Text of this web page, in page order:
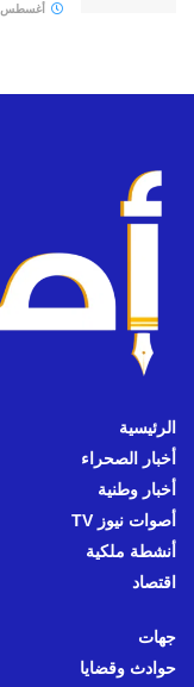
أغسطس 8, 2026
الرئيسية
أخبار الصحراء
أخبار وطنية
أصوات نيوز TV
أنشطة ملكية
اقتصاد
جهات
حوادث وقضايا